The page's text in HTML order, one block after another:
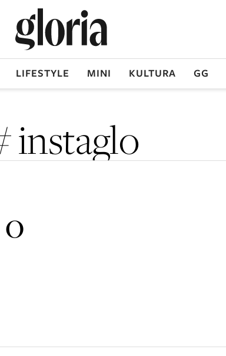
LIFESTYLE MINI KULTURA GG
instaglo